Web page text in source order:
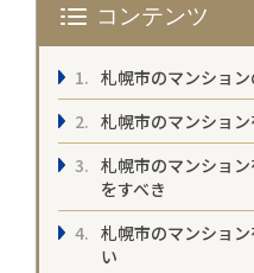
コンテンツ
札幌市のマンショ
札幌市のマンショ
札幌市のマンション
をすべき
札幌市のマンショ
い